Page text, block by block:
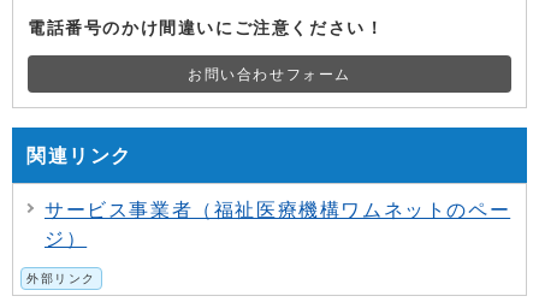
電話番号のかけ間違いにご注意ください！
お問い合わせフォーム
関連リンク
サービス事業者（福祉医療機構ワムネットのペー
ジ）
外部リンク